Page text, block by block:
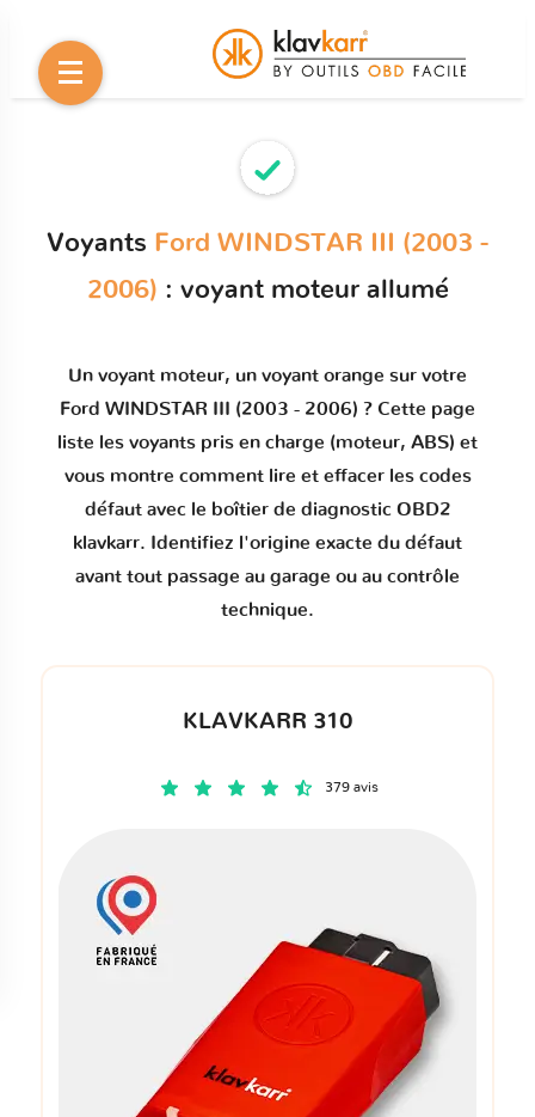
Voyants Ford WINDSTAR III (2003 -
2006) : voyant moteur allumé
Un voyant moteur, un voyant orange sur votre
Ford WINDSTAR III (2003 - 2006) ? Cette page
liste les voyants pris en charge (moteur, ABS) et
vous montre comment lire et effacer les codes
défautavec le boîtier de diagnostic OBD2
klavkarr. Identifiez l'origine exacte du défaut
avant tout passage au garage ou au contrôle
technique.
KLAVKARR 310
379 avis